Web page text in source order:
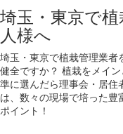
埼玉・東京で
人様へ
埼玉・東京で植栽管理業者
健全ですか？ 植栽をメイ
準に選んだら理事会・居
は、数々の現場で培った
ポイント！